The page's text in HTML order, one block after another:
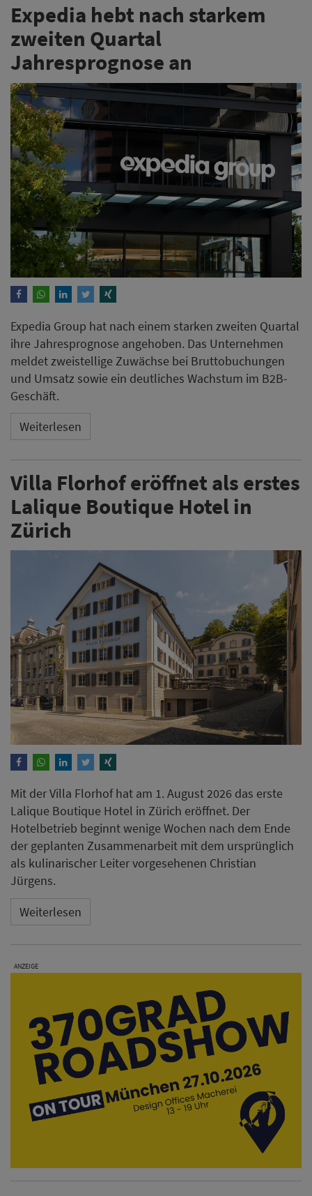
Expedia hebt nach starkem
zweiten Quartal
Jahresprognose an
Expedia Group hat nach einem starken zweiten Quartal
ihre Jahresprognose angehoben. Das Unternehmen
meldet zweistellige Zuwächse bei Bruttobuchungen
und Umsatz sowie ein deutliches Wachstum im B2B-
Geschäft.
Weiterlesen
Villa Florhof eröffnet als erstes
Lalique Boutique Hotel in
Zürich
Mit der Villa Florhof hat am 1. August 2026 das erste
Lalique Boutique Hotel in Zürich eröffnet. Der
Hotelbetrieb beginnt wenige Wochen nach dem Ende
der geplanten Zusammenarbeit mit dem ursprünglich
als kulinarischer Leiter vorgesehenen Christian
Jürgens.
Weiterlesen
ANZEIGE